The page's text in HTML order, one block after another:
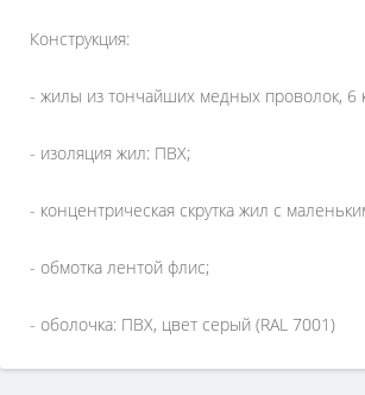
Конструкция:
- жилы из тончайших медных проволок, 6
- изоляция жил: ПВХ;
- концентрическая скрутка жил с
- обмотка лентой флис;
- оболочка: ПВХ, цвет серый (RAL 7001)